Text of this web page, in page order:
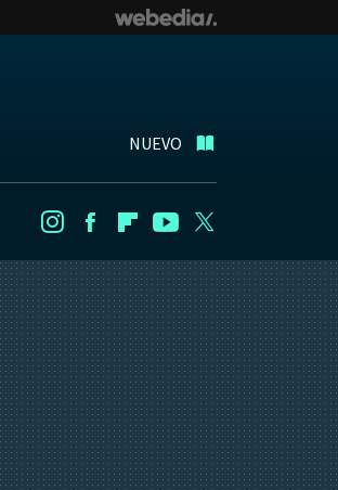
NUEVO
InstagramFacebookFlipboard
Youtube